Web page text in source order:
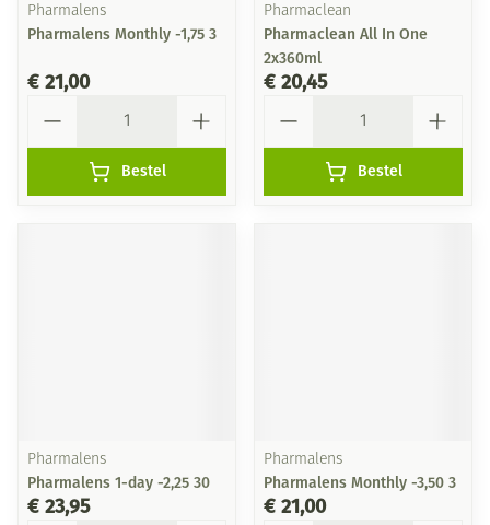
Pharmalens
Pharmalens Monthly -1,75 3
€ 21,00
Bestel
Pharmaclean
Pharmaclean All In One
2x360ml
€ 20,45
Bestel
Pharmalens
Pharmalens 1-day -2,25 30
€ 23,95
Pharmalens
Pharmalens Monthly -3,50 3
€ 21,00